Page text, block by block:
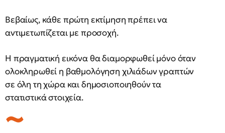
Βεβαίως, κάθε πρώτη εκτίμηση πρέπει να
αντιμετωπίζεται με προσοχή.
Η πραγματική εικόνα θα διαμορφωθεί μόνο όταν
ολοκληρωθεί η βαθμολόγηση χιλιάδων γραπτών
σε όλη τη χώρα και δημοσιοποιηθούν τα
στατιστικά στοιχεία.